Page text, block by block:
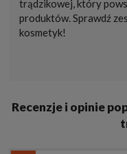
trądzikowej, który
produktów. Sprawdź
kosmetyk!
Recenzje i opinie